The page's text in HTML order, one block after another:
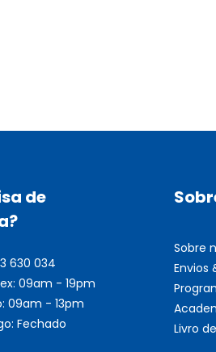
de
630 034
09am - 19pm
09am - 13pm
Fechado
Sobre
Envios
Livro